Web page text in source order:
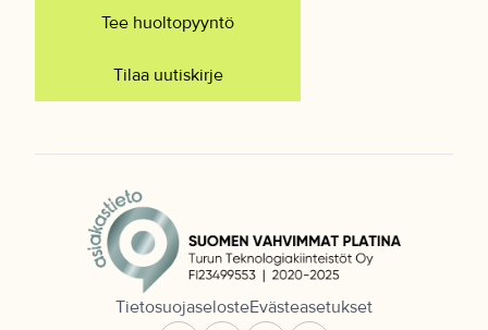
Tee huoltopyyntö
Tilaa uutiskirje
TietosuojaselosteEvästeasetukset